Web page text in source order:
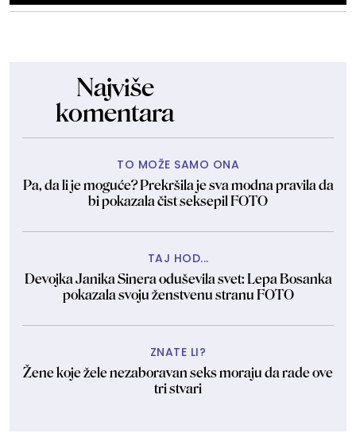
Najviše
komentara
TO MOŽE SAMO ONA
Pa, da li je moguće? Prekršila je sva modna pravila da
bi pokazala čist seksepil FOTO
TAJ HOD...
Devojka Janika Sinera oduševila svet: Lepa Bosanka
pokazala svoju ženstvenu stranu FOTO
ZNATE LI?
Žene koje žele nezaboravan seks moraju da rade ove
tri stvari